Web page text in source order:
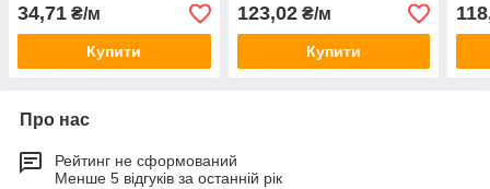
34,71 ₴/м
Купити
123,02₴/м
Купити
Про нас
Рейтинг не сформований
Менше 5 відгуків за останній рік